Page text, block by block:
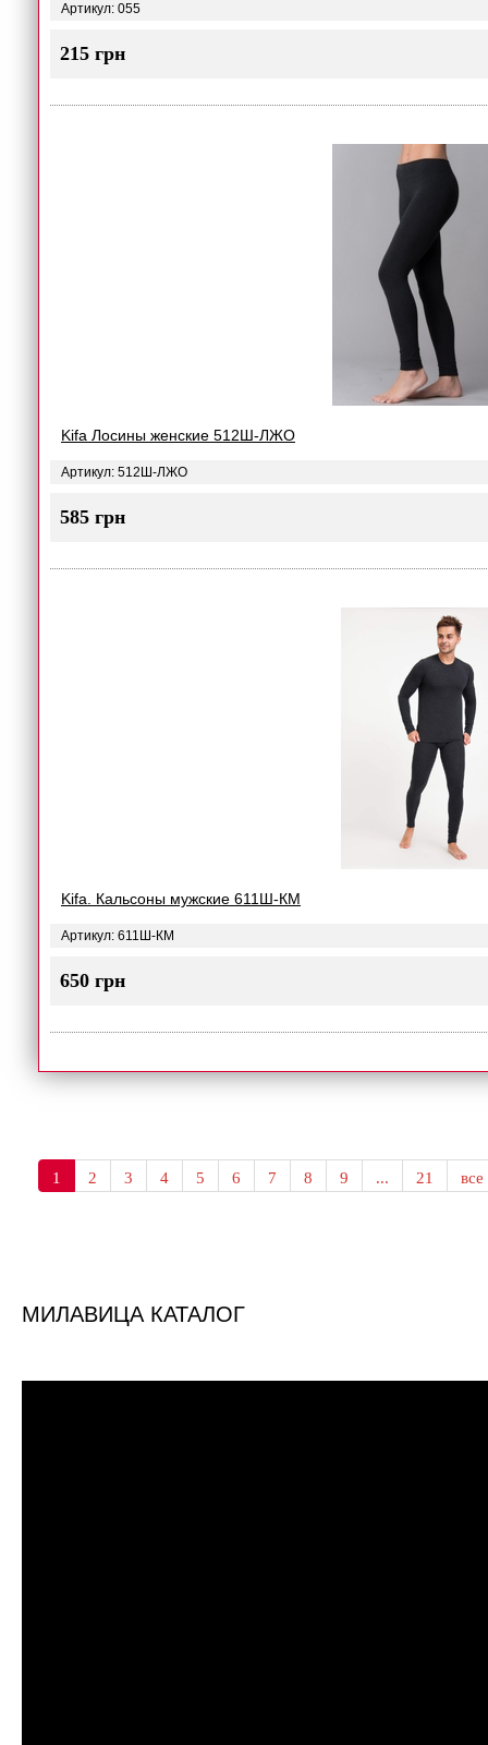
Артикул: 055
215 грн
Kifa Лосины женские 512Ш-ЛЖО
Артикул: 512Ш-ЛЖО
585 грн
Kifa. Кальсоны мужские 611Ш-КМ
Артикул: 611Ш-КМ
650 грн
1 2 3 4 5 6 7 8 9 ... 21 все
МИЛАВИЦА КАТАЛОГ